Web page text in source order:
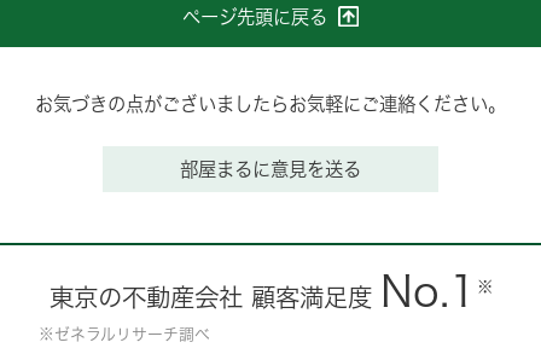
ページ先頭に戻る
お気づきの点がございましたらお気軽にご連絡ください。
部屋まるに意見を送る
東京の不動産会社 顧客満足度 No.1 ※
※ゼネラルリサーチ調べ